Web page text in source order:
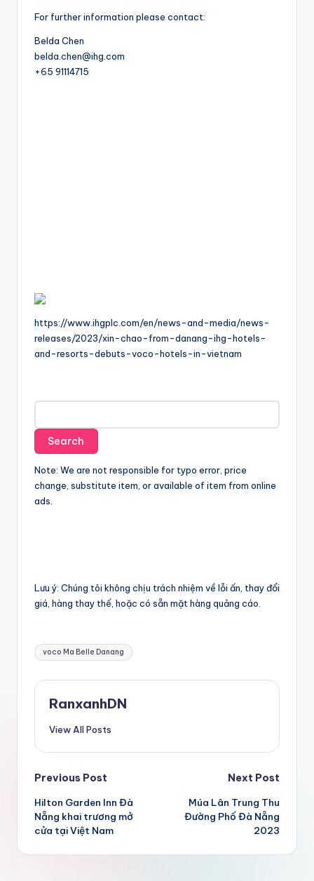
For further information please contact:
Belda Chen
belda.chen@ihg.com
+65 91114715
https://www.ihgplc.com/en/news-and-media/news-
releases/2023/xin-chao-from-danang-ihg-hotels-
and-resorts-debuts-voco-hotels-in-vietnam
Note: We are not responsible for typo error, price
change, substitute item, or available of item from online
ads.
Lưu ý: Chúng tôi không chịu trách nhiệm về lỗi ấn, thay đổi
giá, hàng thay thế, hoặc có sẵn mặt hàng quảng cáo.
Tags:
voco Ma Belle Danang
RanxanhDN
View All Posts
Post
navigation
Previous Post
Hilton Garden Inn Đà
Nẵng khai trương mở
cửa tại Việt Nam
Next Post
Múa Lân Trung Thu
Đường Phố Đà Nẵng
2023